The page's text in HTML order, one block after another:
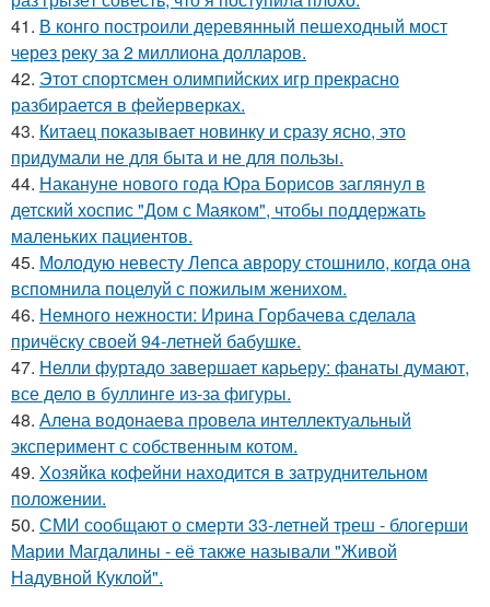
41. В конго построили деревянный пешеходный мост
через реку за 2 миллиона долларов.
42. Этот спортсмен олимпийских игр прекрасно
разбирается в фейерверках.
43. Китаец показывает новинку и сразу ясно, это
придумали не для быта и не для пользы.
44. Накануне нового года Юра Борисов заглянул в
детский хоспис "Дом с Маяком", чтобы поддержать
маленьких пациентов.
45. Молодую невесту Лепса аврору стошнило, когда она
вспомнила поцелуй с пожилым женихом.
46. Немного нежности: Ирина Горбачева сделала
причёску своей 94-летней бабушке.
47. Нелли фуртадо завершает карьеру: фанаты думают,
все дело в буллинге из-за фигуры.
48. Алена водонаева провела интеллектуальный
эксперимент с собственным котом.
49. Хозяйка кофейни находится в затруднительном
положении.
50. СМИ сообщают о смерти 33-летней треш - блогерши
Марии Магдалины - её также называли "Живой
Надувной Куклой".